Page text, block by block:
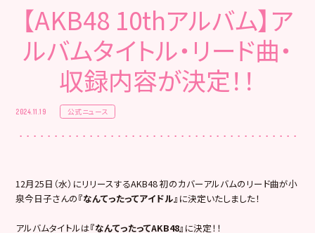
【AKB48 10thアルバム】ア
ルバムタイトル・リード曲・
収録内容が決定！！
2024.11.19 公式ニュース
12月25日（水）にリリースするAKB48 初のカバーアルバムのリード曲が小
泉今日子さんの『なんてったってアイドル』 に決定いたしました！
アルバムタイトルは『なんてったってAKB48』 に決定！！